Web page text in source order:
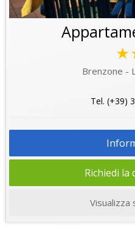
Brenzone -
Tel. (+39)
Richiedi la
Visualizza